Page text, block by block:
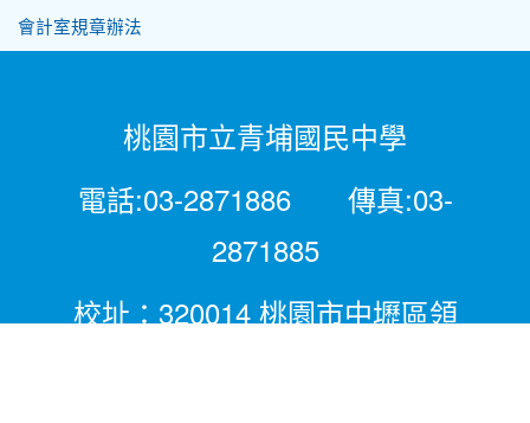
會計室規章辦法
桃園市立青埔國民中學
電話:03-2871886 傳真:03-
2871885
校址：320014 桃園市中壢區領